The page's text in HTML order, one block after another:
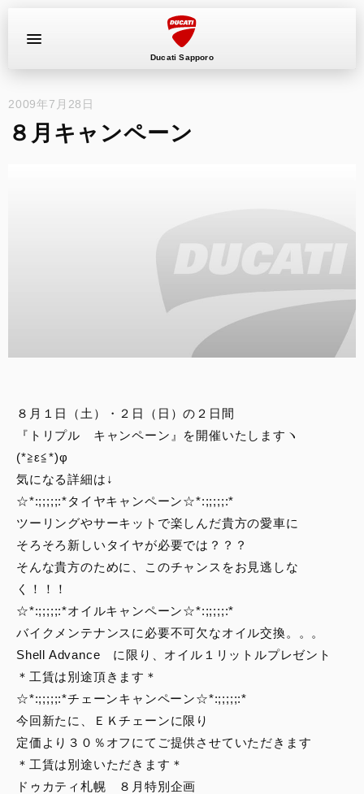
Ducati Sapporo
イベント
サービス
スタッフ
DUCATI OWNER’S CLUB
アパレル
コンフィギュレーター
お支払いシミュレーション
お問合せ
2009年7月28日
８月キャンペーン
８月１日（土）・２日（日）の２日間
『トリプル キャンペーン』を開催いたしますヽ
(*≧ε≦*)φ
気になる詳細は↓
☆*:;;;;;:*タイヤキャンペーン☆*:;;;;;:*
ツーリングやサーキットで楽しんだ貴方の愛車に
そろそろ新しいタイヤが必要では？？？
そんな貴方のために、このチャンスをお見逃しな
く！！！
☆*:;;;;;:*オイルキャンペーン☆*:;;;;;:*
バイクメンテナンスに必要不可欠なオイル交換。。。
Shell Advance に限り、オイル１リットルプレゼント
＊工賃は別途頂きます＊
☆*:;;;;;:*チェーンキャンペーン☆*:;;;;;:*
今回新たに、ＥＫチェーンに限り
定価より３０％オフにてご提供させていただきます
＊工賃は別途いただきます＊
ドゥカティ札幌 ８月特別企画